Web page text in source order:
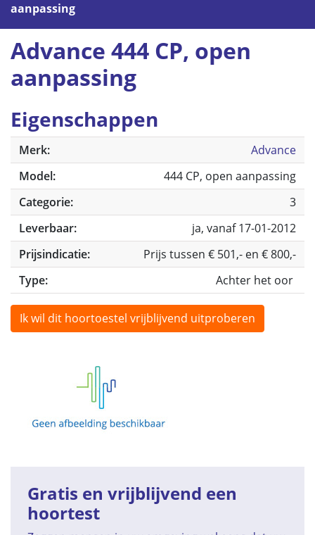
aanpassing
Advance 444 CP, open
aanpassing
Eigenschappen
Merk:
Advance
Model:
444 CP, open aanpassing
Categorie:
3
Leverbaar:
ja, vanaf 17-01-2012
Prijsindicatie:
Prijs tussen € 501,- en € 800,-
Type:
Achter het oor
Ik wil dit hoortoestel vrijblijvend uitproberen
Gratis en vrijblijvend een
hoortest